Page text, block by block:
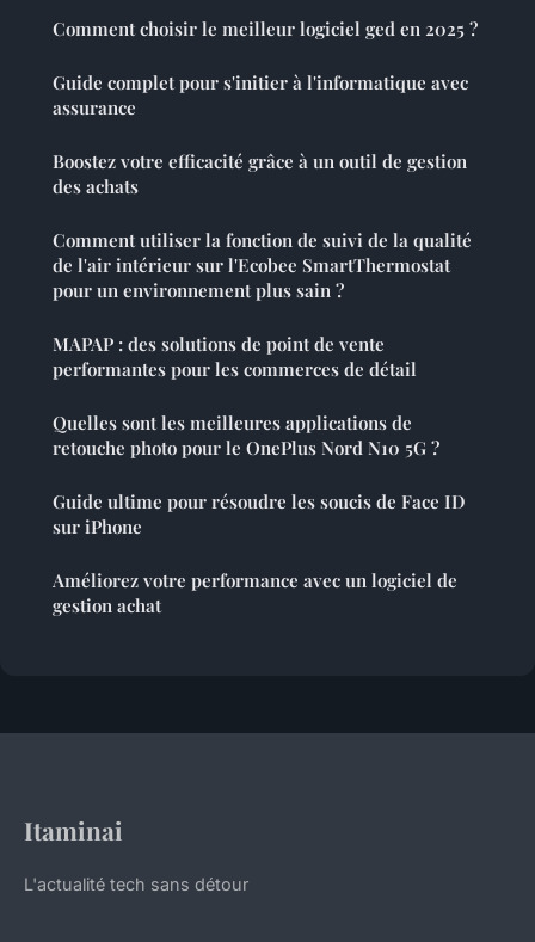
Comment choisir le meilleur logiciel ged en 2025 ?
Guide complet pour s'initier à l'informatique avec
assurance
Boostez votre efficacité grâce à un outil de gestion
des achats
Comment utiliser la fonction de suivi de la qualité
de l'air intérieur sur l'Ecobee SmartThermostat
pour un environnement plus sain ?
MAPAP : des solutions de point de vente
performantes pour les commerces de détail
Quelles sont les meilleures applications de
retouche photo pour le OnePlus Nord N10 5G ?
Guide ultime pour résoudre les soucis de Face ID
sur iPhone
Améliorez votre performance avec un logiciel de
gestion achat
Itaminai
L'actualité tech sans détour